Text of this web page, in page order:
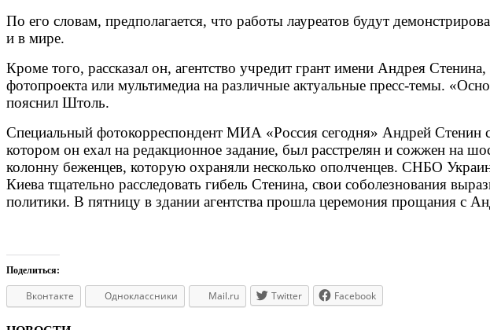
По его словам, предполагается, что работы лауреатов будут
и в мире.
Кроме того, рассказал он, агентство учредит грант имени Андрея
фотопроекта или мультимедиа на различные актуальные пресс-темы.
пояснил Штоль.
Специальный фотокорреспондент МИА «Россия сегодня» Андрей Стенин
котором он ехал на редакционное задание, был расстрелян и сожжен на
колонну беженцев, которую охраняли несколько ополченцев. СНБО
Киева тщательно расследовать гибель Стенина, свои соболезнования
политики. В пятницу в здании агентства прошла церемония прощания с
Поделиться:
Вконтакте Одноклассники Mail.ru Twitter Facebook